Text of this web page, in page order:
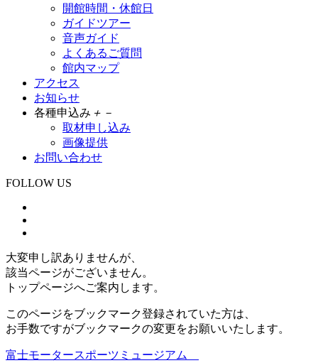
開館時間・休館日
ガイドツアー
音声ガイド
よくあるご質問
館内マップ
アクセス
お知らせ
各種申込み ＋ －
取材申し込み
画像提供
お問い合わせ
FOLLOW US
大変申し訳ありませんが、
該当ページがございません。
トップページへご案内します。
このページをブックマーク登録されていた方は、
お手数ですがブックマークの変更をお願いいたします。
富士モータースポーツミュージアム